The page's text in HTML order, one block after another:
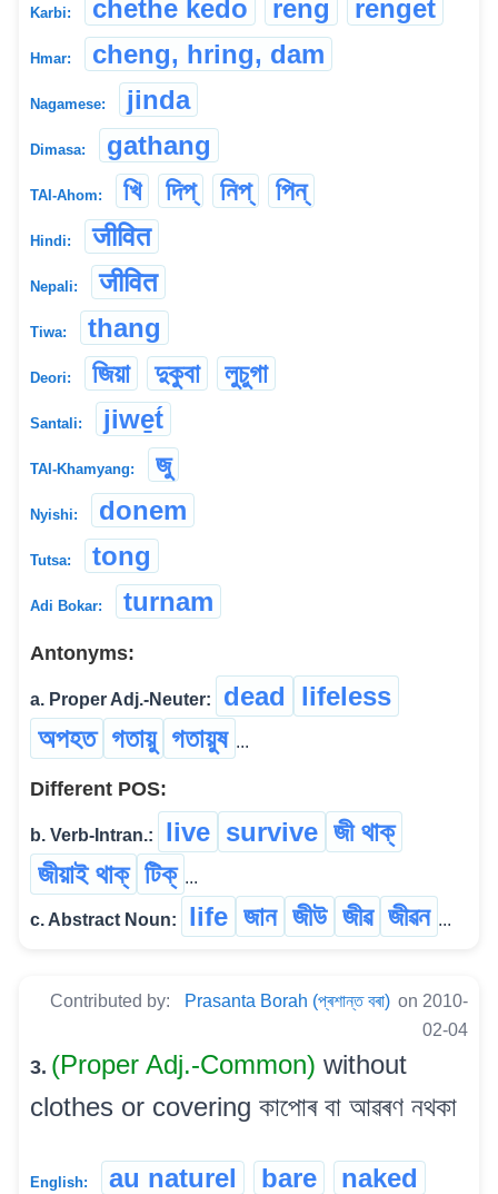
Karbi: chethe kedo reng renget
Hmar: cheng, hring, dam
Nagamese: jinda
Dimasa: gathang
TAI-Ahom: খি দিপ্ নিপ্ পিন্
Hindi: जीवित
Nepali: जीवित
Tiwa: thang
Deori: জিয়া দুকুবা লুচুগা
Santali: jiwe̱t́
TAI-Khamyang: জু
Nyishi: donem
Tutsa: tong
Adi Bokar: turnam
Antonyms:
a. Proper Adj.-Neuter: dead
lifeless
অপহত গতায়ু গতায়ুষ ...
Different POS:
b. Verb-Intran.: live survive জী থাক্
জীয়াই থাক্ টিক্ ...
c. Abstract Noun: life জান জীউ জীৱ জীৱন ...
Contributed by: Prasanta Borah (প্ৰশান্ত বৰা) on 2010-
02-04
3. (Proper Adj.-Common) without
clothes or covering কাপোৰ বা আৱৰণ নথকা
English: au naturel bare
naked